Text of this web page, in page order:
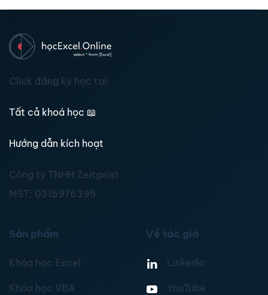
Click đăng ký học tại:
Tất cả khoá học 📖
Hướng dẫn kích hoạt
Công ty TNHH Zeitgeist
MST: 0315976395
Sản phẩm
Khóa học Excel
Khóa học VBA
Về tác giả
Linkedin
YouTube